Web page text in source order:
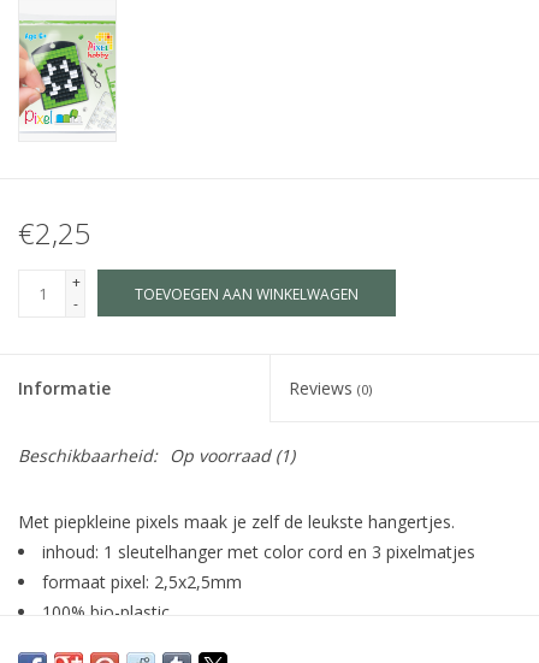
Merken
€2,25
+
-
TOEVOEGEN AAN WINKELWAGEN
Informatie Reviews (0)
Beschikbaarheid: Op voorraad(1)
Met piepkleine pixels maak je zelf de leukste hangertjes.
inhoud: 1 sleutelhanger met color cord en 3 pixelmatjes
formaat pixel: 2,5x2,5mm
100% bio-plastic